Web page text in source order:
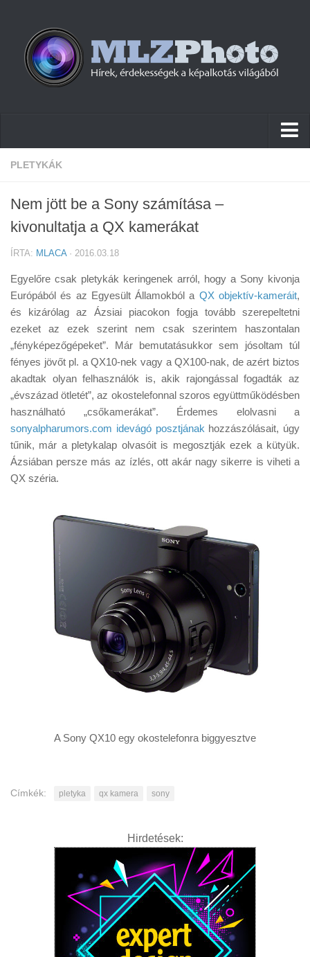
Hírek
Cikkek
Tudástár
Tanácsok
Érdekességek
Helyszíni Riport
E-BB
PLETYKÁK
Nem jött be a Sony számítása –
kivonultatja a QX kamerákat
ÍRTA: MLACA· 2016.03.18
Egyelőre csak pletykák keringenek arról, hogy a Sony kivonja
Európából és az Egyesült Államokból a QX objektív-kameráit,
és kizárólag az Ázsiai piacokon fogja tovább szerepeltetni
ezeket az ezek szerint nem csak szerintem haszontalan
„fényképezőgépeket”. Már bemutatásukkor sem jósoltam túl
fényes jövőt pl. a QX10-nek vagy a QX100-nak, de azért biztos
akadtak olyan felhasználók is, akik rajongással fogadták az
„évszázad ötletét”, az okostelefonnal szoros együttműködésben
használható „csőkamerákat”. Érdemes elolvasni a
sonyalpharumors.com idevágó posztjának hozzászólásait, úgy
tűnik, már a pletykalap olvasóit is megosztják ezek a kütyük.
Ázsiában persze más az ízlés, ott akár nagy sikerre is viheti a
QX széria.
A Sony QX10 egy okostelefonra biggyesztve
Címkék: pletyka qx kamera sony
Hirdetések: